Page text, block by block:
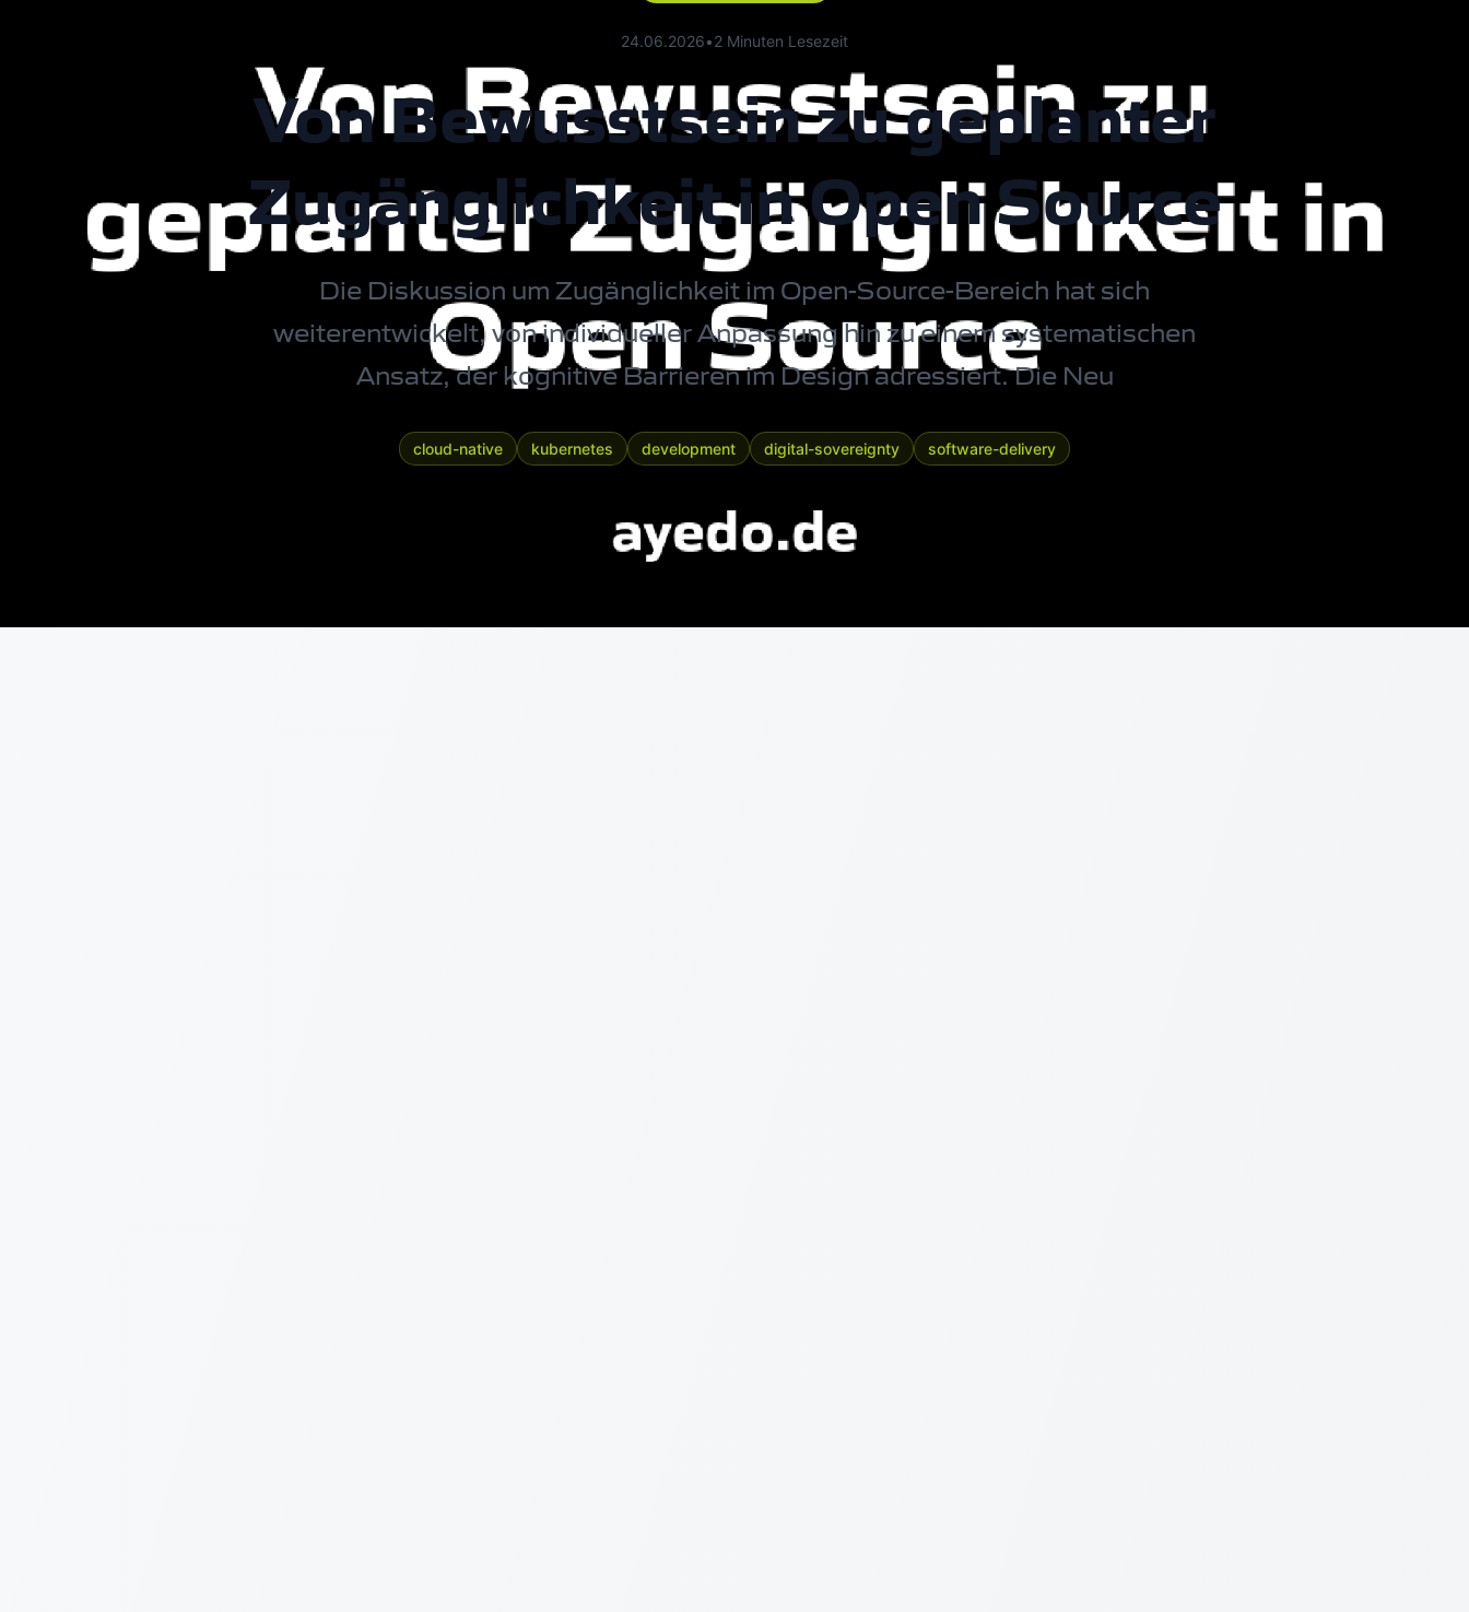
24.06.2026•2 Minuten Lesezeit
Von Bewusstsein zu geplanter
Zugänglichkeit in Open Source
Die Diskussion um Zugänglichkeit im Open-Source-Bereich hat sich
weiterentwickelt, von individueller Anpassung hin zu einem systematischen
Ansatz, der kognitive Barrieren im Design adressiert. Die Neu
cloud-native kubernetes development digital-sovereignty software-delivery